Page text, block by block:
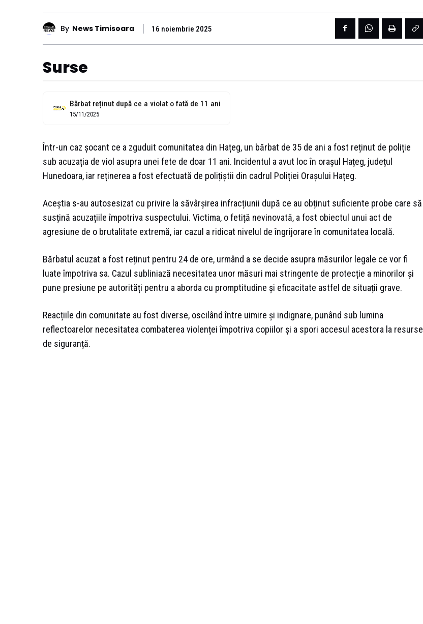
By News Timisoara 16 noiembrie 2025
Surse
Bărbat reținut după ce a violat o fată de 11 ani
15/11/2025
Într-un caz șocant ce a zguduit comunitatea din Hațeg, un bărbat de 35 de ani a fost reținut de poliție
sub acuzația de viol asupra unei fete de doar 11 ani. Incidentul a avut loc în orașul Hațeg, județul
Hunedoara, iar reținerea a fost efectuată de polițiștii din cadrul Poliției Orașului Hațeg.
Aceștia s-au autosesizat cu privire la săvârșirea infracțiunii după ce au obținut suficiente probe care să
susțină acuzațiile împotriva suspectului. Victima, o fetiță nevinovată, a fost obiectul unui act de
agresiune de o brutalitate extremă, iar cazul a ridicat nivelul de îngrijorare în comunitatea locală.
Bărbatul acuzat a fost reținut pentru 24 de ore, urmând a se decide asupra măsurilor legale ce vor fi
luate împotriva sa. Cazul subliniază necesitatea unor măsuri mai stringente de protecție a minorilor și
pune presiune pe autorități pentru a aborda cu promptitudine și eficacitate astfel de situații grave.
Reacțiile din comunitate au fost diverse, oscilând între uimire și indignare, punând sub lumina
reflectoarelor necesitatea combaterea violenței împotriva copiilor și a spori accesul acestora la resurse
de siguranță.